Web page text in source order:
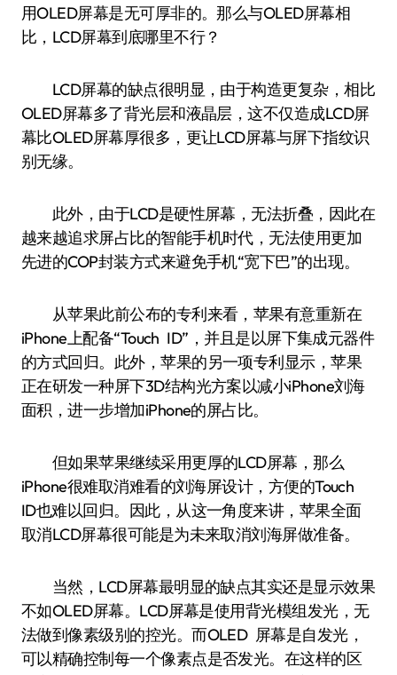
用OLED屏幕是无可厚非的。那么与OLED屏幕相
比，LCD屏幕到底哪里不行？
LCD屏幕的缺点很明显，由于构造更复杂，相比
OLED屏幕多了背光层和液晶层，这不仅造成LCD屏
幕比OLED屏幕厚很多，更让LCD屏幕与屏下指纹识
别无缘。
此外，由于LCD是硬性屏幕，无法折叠，因此在
越来越追求屏占比的智能手机时代，无法使用更加
先进的COP封装方式来避免手机“宽下巴”的出现。
从苹果此前公布的专利来看，苹果有意重新在
iPhone上配备“Touch ID”，并且是以屏下集成元器件
的方式回归。此外，苹果的另一项专利显示，苹果
正在研发一种屏下3D结构光方案以减小iPhone刘海
面积，进一步增加iPhone的屏占比。
但如果苹果继续采用更厚的LCD屏幕，那么
iPhone很难取消难看的刘海屏设计，方便的Touch
ID也难以回归。因此，从这一角度来讲，苹果全面
取消LCD屏幕很可能是为未来取消刘海屏做准备。
当然，LCD屏幕最明显的缺点其实还是显示效果
不如OLED屏幕。LCD屏幕是使用背光模组发光，无
法做到像素级别的控光。而OLED 屏幕是自发光，
可以精确控制每一个像素点是否发光。在这样的区